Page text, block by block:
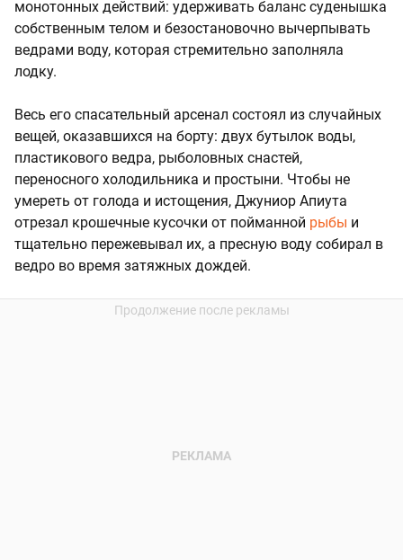
монотонных действий: удерживать баланс суденышка
собственным телом и безостановочно вычерпывать
ведрами воду, которая стремительно заполняла
лодку.
Весь его спасательный арсенал состоял из случайных
вещей, оказавшихся на борту: двух бутылок воды,
пластикового ведра, рыболовных снастей,
переносного холодильника и простыни. Чтобы не
умереть от голода и истощения, Джуниор Апиута
отрезал крошечные кусочки от пойманной рыбы и
тщательно пережевывал их, а пресную воду собирал в
ведро во время затяжных дождей.